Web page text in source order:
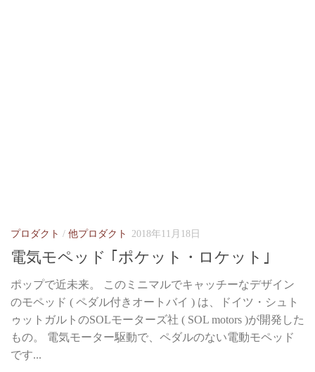
プロダクト / 他プロダクト 2018年11月18日
電気モペッド ｢ポケット・ロケット｣
ポップで近未来。 このミニマルでキャッチーなデザイン
のモペッド ( ペダル付きオートバイ ) は、ドイツ・シュト
ゥットガルトのSOLモーターズ社 ( SOL motors )が開発した
もの。 電気モーター駆動で、ペダルのない電動モペッド
です...